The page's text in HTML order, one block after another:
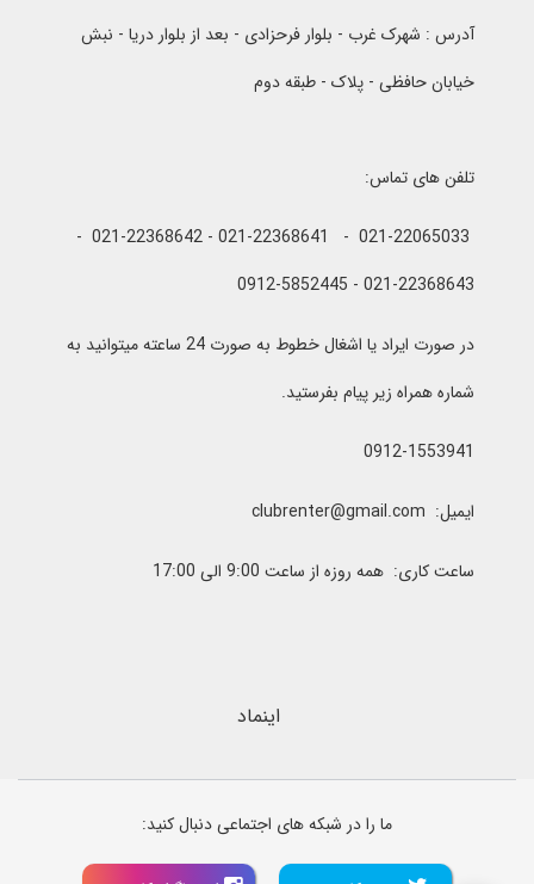
آدرس : شهرک غرب - بلوار فرحزادی - بعد از بلوار دریا - نبش
خیابان حافظی - پلاک - طبقه دوم
تلفن های تماس:
021-22065033 - 021-22368641 - 021-22368642 -
021-22368643 - 0912-5852445
در صورت ایراد یا اشغال خطوط به صورت 24 ساعته میتوانید به
شماره همراه زیر پیام بفرستید.
0912-1553941
ایمیل: clubrenter@gmail.com
ساعت کاری: همه روزه از ساعت 9:00 الی 17:00
اینماد
ما را در شبکه های اجتماعی دنبال کنید: